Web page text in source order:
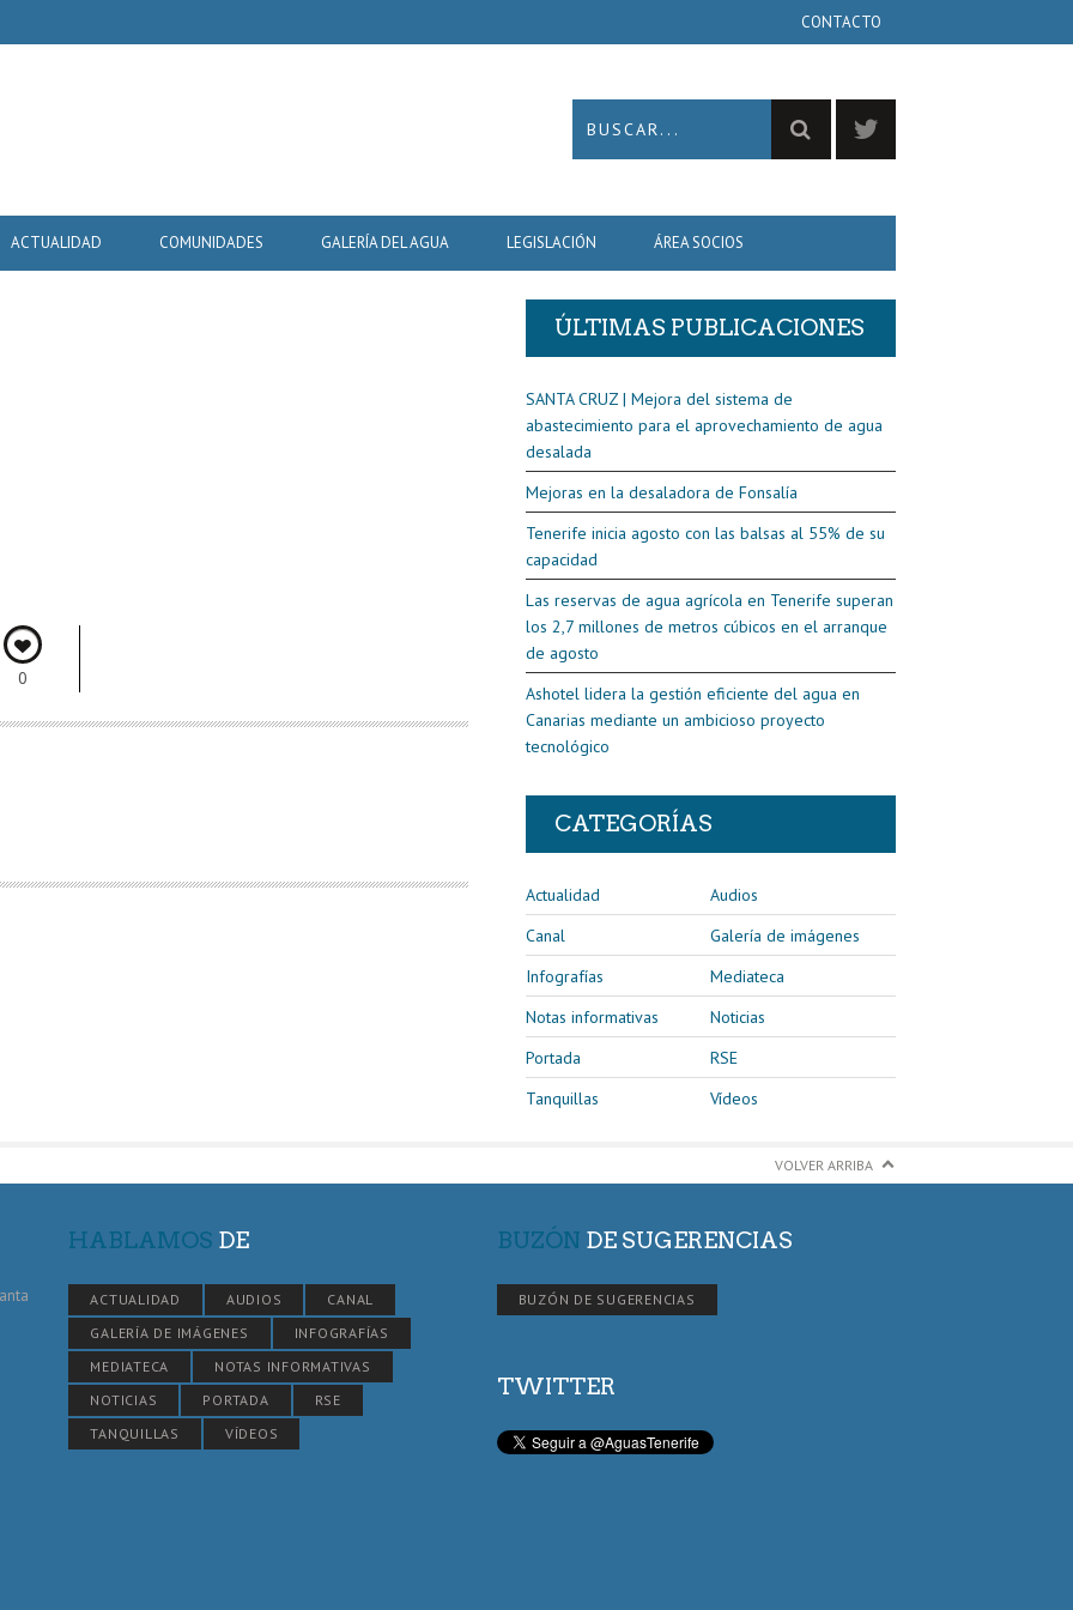
CONTACTO
ACTUALIDAD COMUNIDADES GALERÍA DEL AGUA LEGISLACIÓN ÁREA SOCIOS
0
ÚLTIMAS PUBLICACIONES
SANTA CRUZ | Mejora del sistema de
abastecimiento para el aprovechamiento de agua
desalada
Mejoras en la desaladora de Fonsalía
Tenerife inicia agosto con las balsas al 55% de su
capacidad
Las reservas de agua agrícola en Tenerife superan
los 2,7 millones de metros cúbicos en el arranque
de agosto
Ashotel lidera la gestión eficiente del agua en
Canarias mediante un ambicioso proyecto
tecnológico
CATEGORÍAS
Actualidad
Audios
Canal
Galería de imágenes
Infografías
Mediateca
Notas informativas
Noticias
Portada
RSE
Tanquillas
Vídeos
VOLVER ARRIBA
HABLAMOS DE
ACTUALIDAD AUDIOS
CANAL
GALERÍA DE IMÁGENES
INFOGRAFÍAS
MEDIATECA
NOTAS INFORMATIVAS
NOTICIAS
PORTADA
RSE
TANQUILLAS
VÍDEOS
BUZÓN DE SUGERENCIAS
BUZÓN DE SUGERENCIAS
TWITTER